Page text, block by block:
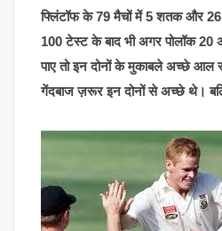
फ्लिंटॉफ के 79 मैचों में 5 शतक और
100 टेस्ट के बाद भी अगर पोलॉक
पाए तो इन दोनों के मुकाबले अच्छे आल
गेंदबाज ज़रूर इन दोनों से अच्छे थे।